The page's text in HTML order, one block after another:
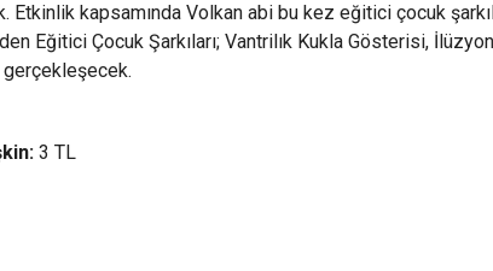
Etkinlik kapsamında Volkan abi bu kez eğitici çocuk
Eğitici Çocuk Şarkıları; Vantrilık Kukla Gösterisi,
3 TL